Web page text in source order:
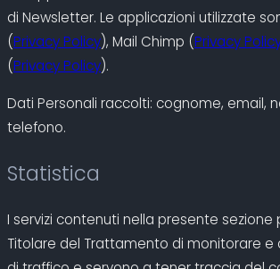
di Newsletter. Le applicazioni utilizzate
(Privacy Policy), Mail Chimp (Privacy
(Privacy Policy).
Dati Personali raccolti: cognome, email,
telefono.
Statistica
I servizi contenuti nella presente
Titolare del Trattamento di monitorare e